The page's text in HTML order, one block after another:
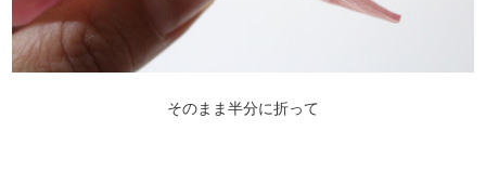
そのまま半分に折って